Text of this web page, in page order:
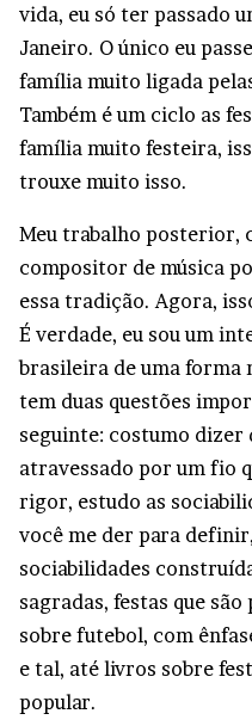
vida, eu só ter passado
Janeiro. O único eu
família muito ligada
Também é um ciclo as
família muito festeira,
trouxe muito isso.
Meu trabalho
compositor de música
essa tradição. Agora,
É verdade, eu sou um
brasileira de uma forma
tem duas questões
seguinte: costumo dizer
atravessado por um fio
rigor, estudo as
você me der para
sociabilidades
sagradas, festas que
sobre futebol, com
e tal, até livros sobre
popular.